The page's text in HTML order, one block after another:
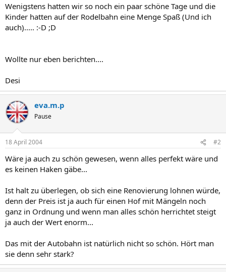
Wenigstens hatten wir so noch ein paar schöne Tage und die
Kinder hatten auf der Rodelbahn eine Menge Spaß (Und ich
auch)..... :-D ;D
Wollte nur eben berichten....
Desi
eva.m.p
Pause
18 April 2004 #2
Wäre ja auch zu schön gewesen, wenn alles perfekt wäre und
es keinen Haken gäbe...
Ist halt zu überlegen, ob sich eine Renovierung lohnen würde,
denn der Preis ist ja auch für einen Hof mit Mängeln noch
ganz in Ordnung und wenn man alles schön herrichtet steigt
ja auch der Wert enorm...
Das mit der Autobahn ist natürlich nicht so schön. Hört man
sie denn sehr stark?